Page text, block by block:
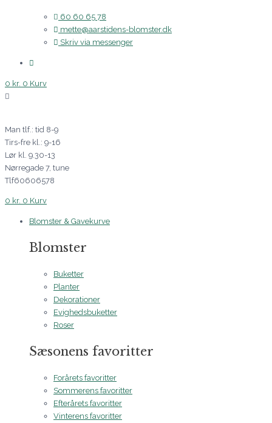
60 60 65 78
mette@aarstidens-blomster.dk
Skriv via messenger
0 kr. 0 Kurv
Man tlf.: tid 8-9
Tirs-fre kl.: 9-16
Lør kl. 9.30-13
Nørregade 7, tune
Tlf60606578
0 kr. 0 Kurv
Blomster & Gavekurve
Blomster
Buketter
Planter
Dekorationer
Evighedsbuketter
Roser
Sæsonens favoritter
Forårets favoritter
Sommerens favoritter
Efterårets favoritter
Vinterens favoritter